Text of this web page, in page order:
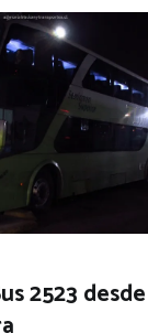
2523 desde